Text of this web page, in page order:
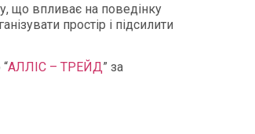
що впливає на поведінку
простір і підсилити
АЛЛІС – ТРЕЙД” за